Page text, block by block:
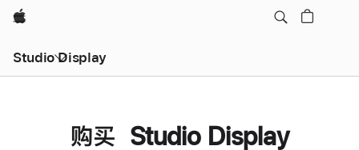
Apple
Studio Display
购买 Studio Display